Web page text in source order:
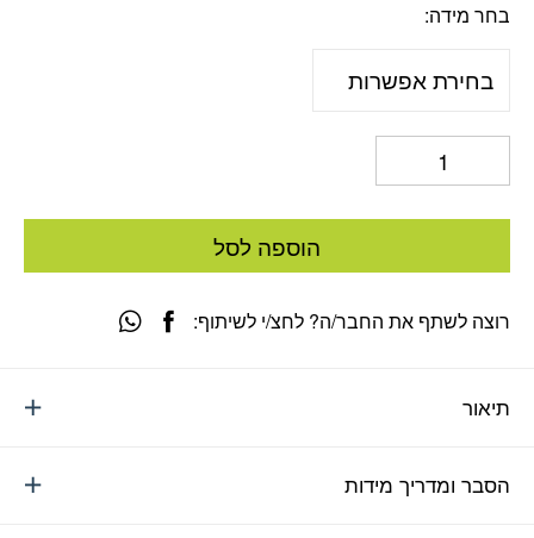
בחר מידה
הוספה לסל
תיאור
הסבר ומדריך מידות
רוצה לשתף את החבר/ה? לחצ/י לשיתוף: